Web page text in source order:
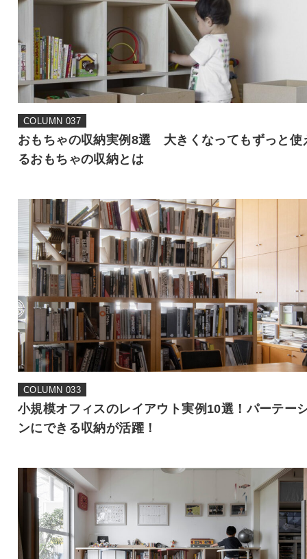
COLUMN 037
おもちゃの収納実例8選 大きくなってもずっと使
るおもちゃの収納とは
COLUMN 033
小規模オフィスのレイアウト実例10選！パーテー
ンにできる収納が活躍！